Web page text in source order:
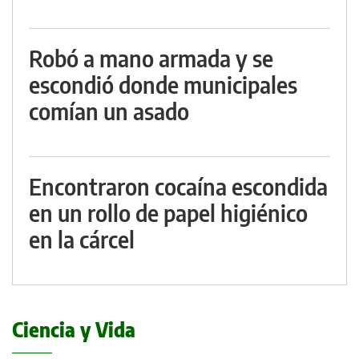
Robó a mano armada y se
escondió donde municipales
comían un asado
Encontraron cocaína escondida
en un rollo de papel higiénico
en la cárcel
Ciencia y Vida